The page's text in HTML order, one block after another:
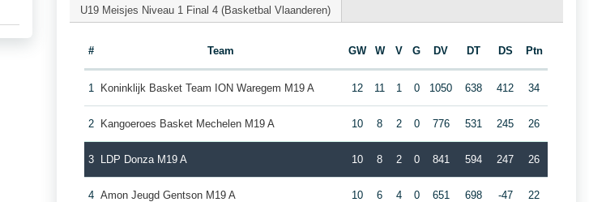
U19 Meisjes Niveau 1 Final 4 (Basketbal Vlaanderen)
# Team GW W V G DV DT DS Ptn
1 Koninklijk Basket Team ION Waregem M19 A 12 11 1 0 1050 638 412 34
2 Kangoeroes Basket Mechelen M19 A 10 8 2 0 776 531 245 26
3 LDP Donza M19 A 10 8 2 0 841 594 247 26
4 Amon Jeugd Gentson M19 A 10 6 4 0 651 698 -47 22